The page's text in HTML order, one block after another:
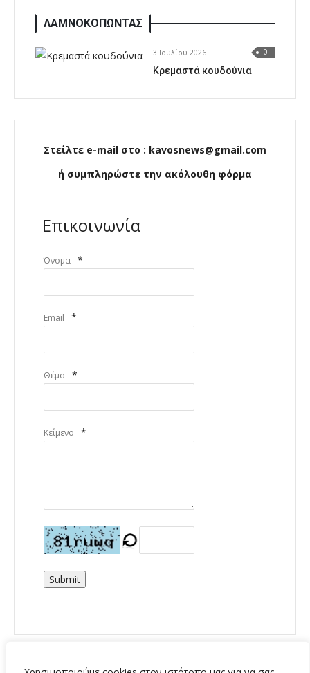
ΛΑΜΝΟΚΟΠΩΝΤΑΣ
3 Ιουλίου 2026 0
Κρεμαστά κουδούνια
Στείλτε e-mail στο : kavosnews@gmail.com
ή συμπληρώστε την ακόλουθη φόρμα
Επικοινωνία
Όνομα *
Email *
Θέμα *
Κείμενο *
Submit